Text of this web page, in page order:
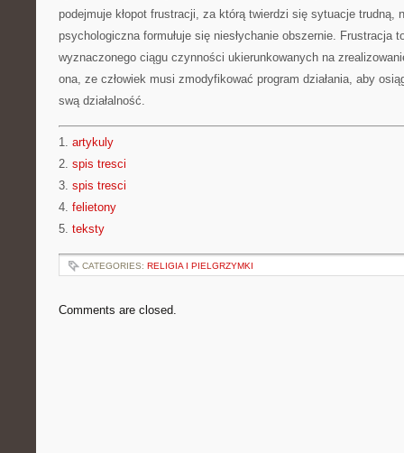
podejmuje kłopot frustracji, za którą twierdzi się sytuacje trudną,
psychologiczna formułuje się niesłychanie obszernie. Frustracja
wyznaczonego ciągu czynności ukierunkowanych na
ona, ze człowiek musi zmodyfikować program działania, aby
swą działalność.
1. artykuly
2. spis tresci
3. spis tresci
4. felietony
5. teksty
CATEGORIES: RELIGIA I PIELGRZYMKI
Comments are closed.